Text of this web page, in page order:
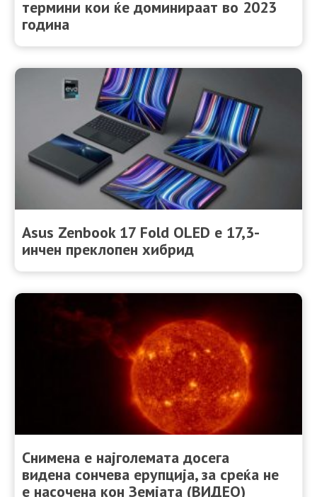
термини кои ќе доминираат во 2023
година
Asus Zenbook 17 Fold OLED е 17,3-
инчен преклопен хибрид
Снимена е најголемата досега
видена сончева ерупција, за среќа не
е насочена кон Земјата (ВИДЕО)